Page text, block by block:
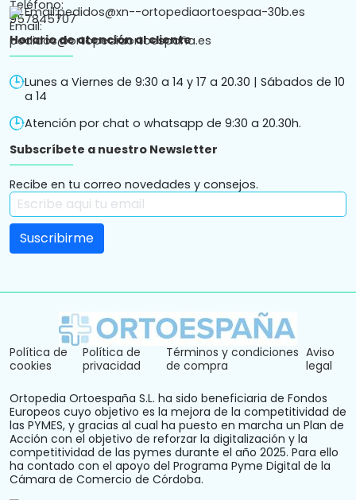
Email:pedidos@xn--ortopediaortoespaa-30b.es
Horario de atención al cliente
Lunes a Viernes de 9:30 a 14 y 17 a 20.30 | Sábados de 10
a 14
Atención por chat o whatsapp de 9:30 a 20.30h.
Subscríbete a nuestro Newsletter
Recibe en tu correo novedades y consejos.
Política de
cookies
Política de
privacidad
Términos y condiciones
de compra
Aviso
legal
Ortopedia Ortoespaña S.L. ha sido beneficiaria de Fondos
Europeos cuyo objetivo es la mejora de la competitividad de
las PYMES, y gracias al cual ha puesto en marcha un Plan de
Acción con el objetivo de reforzar la digitalización y la
competitividad de las pymes durante el año 2025. Para ello
ha contado con el apoyo del Programa Pyme Digital de la
Cámara de Comercio de Córdoba.